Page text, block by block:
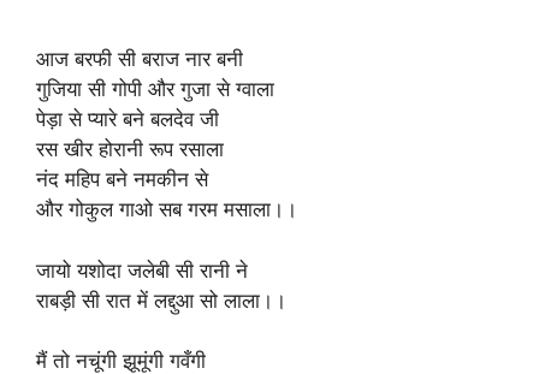
आज बरफी सी बराज नार बनी
गुजिया सी गोपी और गुजा से ग्वाला
पेड़ा से प्यारे बने बलदेव जी
रस खीर होरानी रूप रसाला
नंद महिप बने नमकीन से
और गोकुल गाओ सब गरम मसाला।।
जायो यशोदा जलेबी सी रानी ने
राबड़ी सी रात में लद्दुआ सो लाला।।
मैं तो नचूंगी झूमूंगी गवँगी